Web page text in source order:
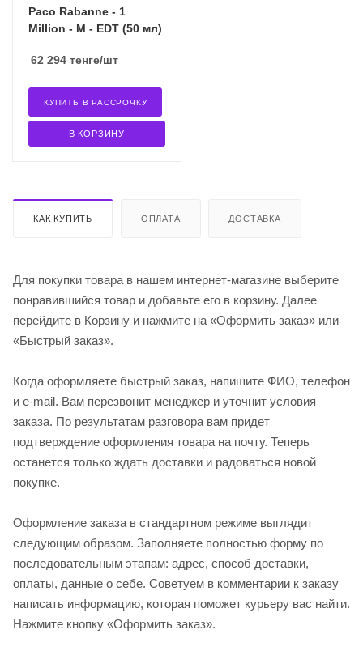
Paco Rabanne - 1
Million - M - EDT (50 мл)
62 294 тенге/шт
В КОРЗИНУ
КУПИТЬ В РАССРОЧКУ
КАК КУПИТЬ ОПЛАТА ДОСТАВКА
Для покупки товара в нашем интернет-магазине выберите
понравившийся товар и добавьте его в корзину. Далее
перейдите в Корзину и нажмите на «Оформить заказ» или
«Быстрый заказ».
Когда оформляете быстрый заказ, напишите ФИО, телефон
и e-mail. Вам перезвонит менеджер и уточнит условия
заказа. По результатам разговора вам придет
подтверждение оформления товара на почту. Теперь
останется только ждать доставки и радоваться новой
покупке.
Оформление заказа в стандартном режиме выглядит
следующим образом. Заполняете полностью форму по
последовательным этапам: адрес, способ доставки,
оплаты, данные о себе. Советуем в комментарии к заказу
написать информацию, которая поможет курьеру вас найти.
Нажмите кнопку «Оформить заказ».